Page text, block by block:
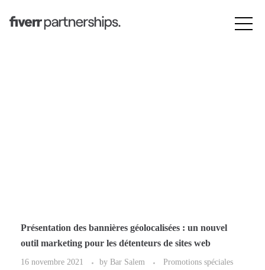
Présentation des bannières géolocalisées : un nouvel
outil marketing pour les détenteurs de sites web
16 novembre 2021 by Bar Salem Promotions spéciales